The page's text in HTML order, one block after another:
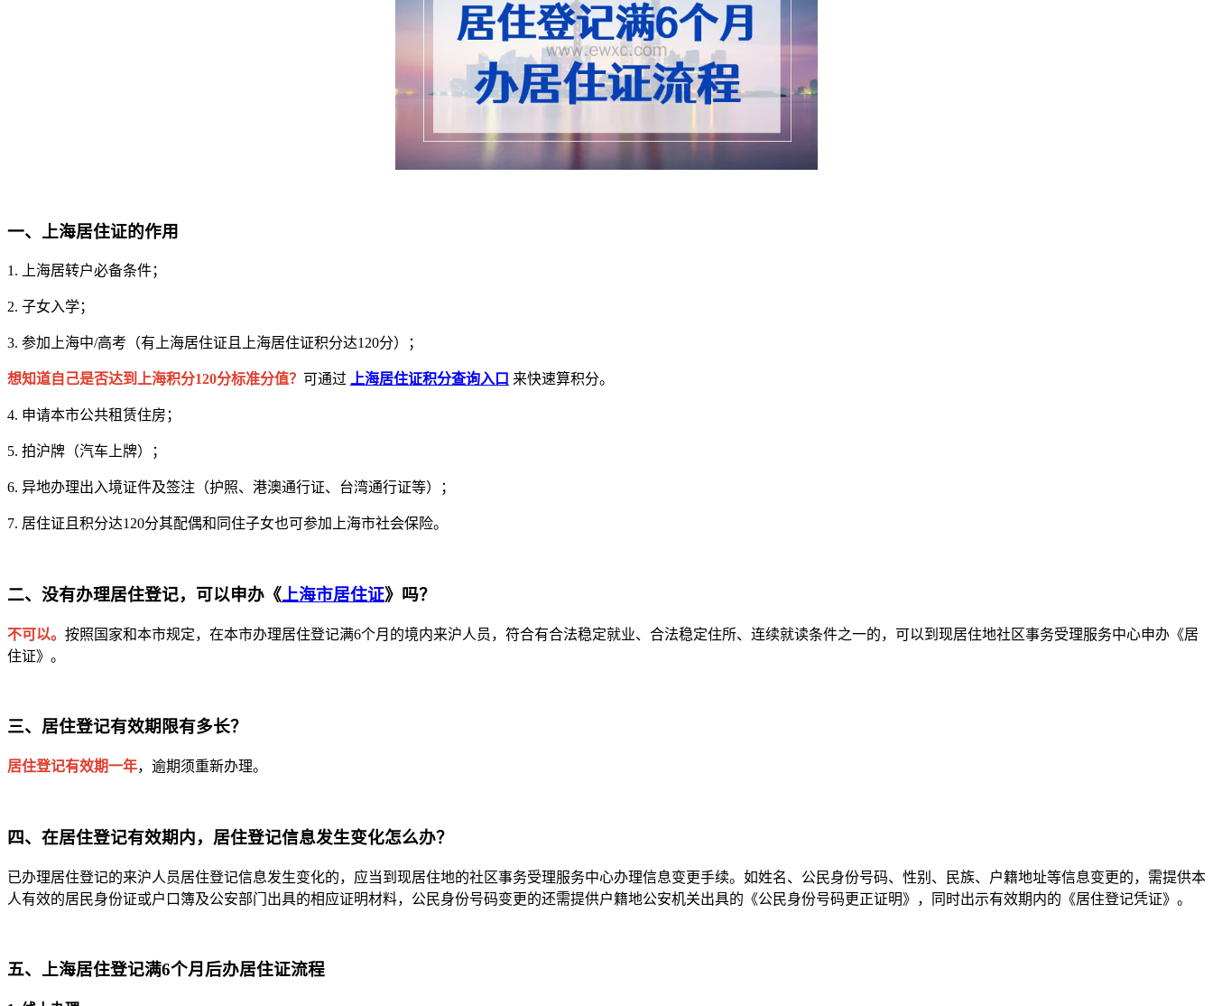
一、上海居住证的作用
1. 上海居转户必备条件；
2. 子女入学；
3. 参加上海中/高考（有上海居住证且上海居住证积分达120分）；
想知道自己是否达到上海积分120分标准分值？ 可通过 上海居住证积分查询入口 来快速算积分。
4. 申请本市公共租赁住房；
5. 拍沪牌（汽车上牌）；
6. 异地办理出入境证件及签注（护照、港澳通行证、台湾通行证等）；
7. 居住证且积分达120分其配偶和同住子女也可参加上海市社会保险。
二、没有办理居住登记，可以申办《上海市居住证》吗？
不可以。 按照国家和本市规定，在本市办理居住登记满6个月的境内来沪人员，符合有合法稳定就业、合法稳定住所、连续就读条件之一的，可以到现居住地社区事务受理服务中心申办《居
住证》。
三、居住登记有效期限有多长？
居住登记有效期一年，逾期须重新办理。
四、在居住登记有效期内，居住登记信息发生变化怎么办？
已办理居住登记的来沪人员居住登记信息发生变化的，应当到现居住地的社区事务受理服务中心办理信息变更手续。如姓名、公民身份号码、性别、民族、户籍地址等信息变更的，需提供本
人有效的居民身份证或户口簿及公安部门出具的相应证明材料，公民身份号码变更的还需提供户籍地公安机关出具的《公民身份号码更正证明》，同时出示有效期内的《居住登记凭证》。
五、上海居住登记满6个月后办居住证流程